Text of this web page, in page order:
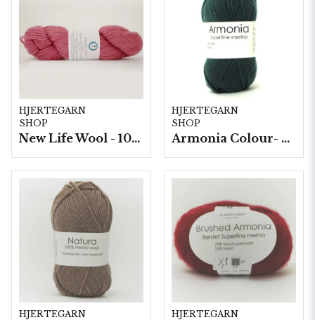
HJERTEGARN
SHOP
New Life Wool - 100 gram/härva
HJERTEGARN
SHOP
Armonia Colour- 5 härv/fp. a100 g.
HJERTEGARN
HJERTEGARN